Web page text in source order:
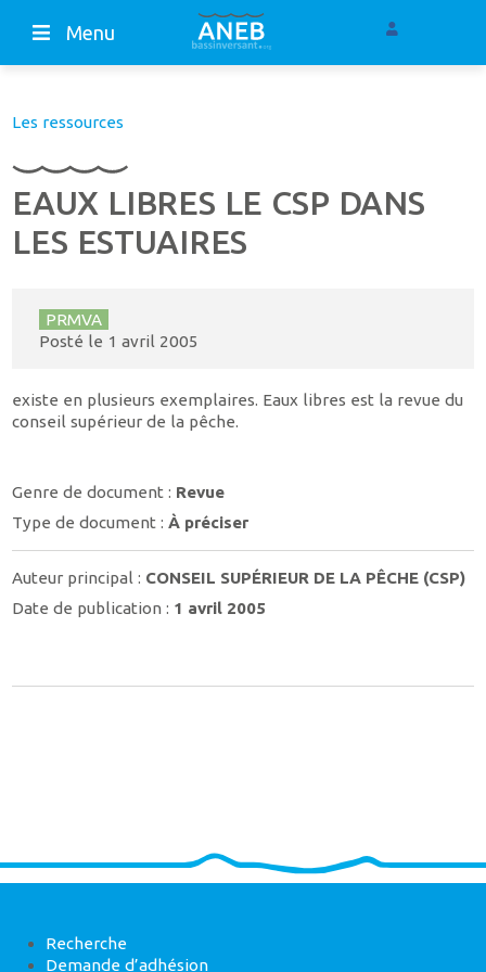
Menu
Les ressources
EAUX LIBRES LE CSP DANS
LES ESTUAIRES
PRMVA
Posté le 1 avril 2005
existe en plusieurs exemplaires. Eaux libres est la revue du
conseil supérieur de la pêche.
Genre de document : Revue
Type de document :À préciser
Auteur principal : CONSEIL SUPÉRIEUR DE LA PÊCHE (CSP)
Date de publication : 1 avril 2005
Recherche
Demande d’adhésion